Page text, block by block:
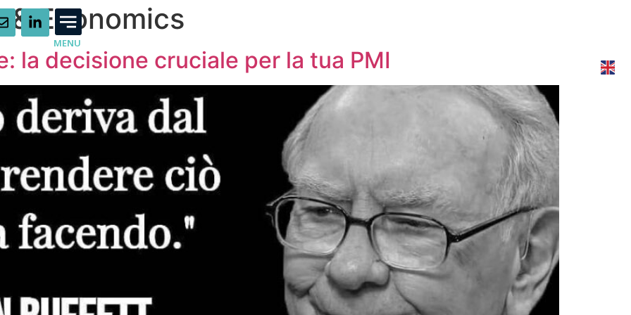
MENU
& Economics
la decisione cruciale per la tua PMI